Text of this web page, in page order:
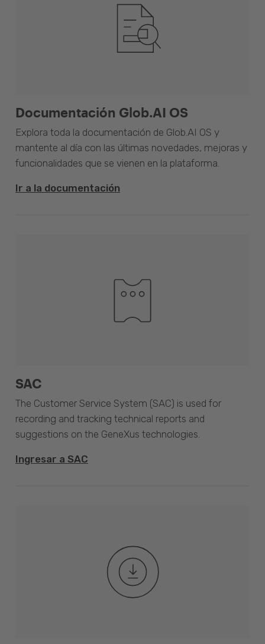
Documentación Glob.AI OS
Explora toda la documentación de Glob.AI OS y
mantente al día con las últimas novedades, mejoras y
funcionalidades que se vienen en la plataforma.
Ir a la documentación
SAC
The Customer Service System (SAC) is used for
recording and tracking technical reports and
suggestions on the GeneXus technologies.
Ingresar a SAC